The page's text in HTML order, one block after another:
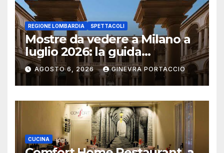
REGIONE LOMBARDIA SPETTACOLI
Mostre da vedere a Milano a
luglio 2026: la guida
aggiornata
AGOSTO 6, 2026 GINEVRA PORTACCIO
CUCINA